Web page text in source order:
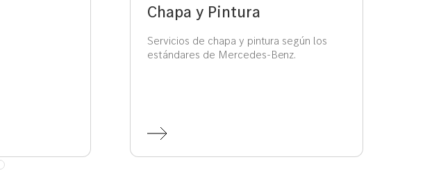
Chapa y Pintura
Servicios de chapa y pintura según los
estándares de Mercedes-Benz.